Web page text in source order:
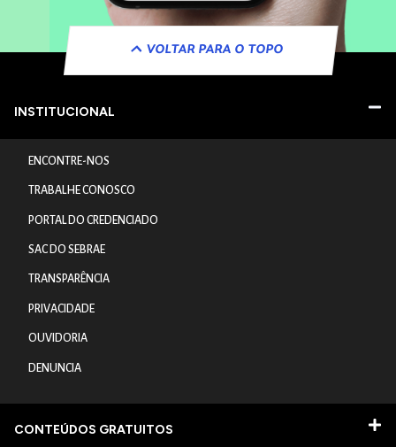
VOLTAR PARA O TOPO
INSTITUCIONAL
ENCONTRE-NOS
TRABALHE CONOSCO
PORTAL DO CREDENCIADO
SAC DO SEBRAE
TRANSPARÊNCIA
PRIVACIDADE
OUVIDORIA
DENUNCIA
CONTEÚDOS GRATUITOS